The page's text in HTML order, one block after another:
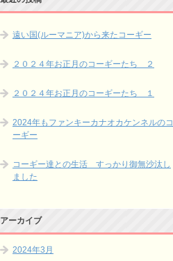
遠い国(ルーマニア)から来たコーギー
２０２４年お正月のコーギーたち ２
２０２４年お正月のコーギーたち １
2024年もファンキーカナオカケンネルのコ
ーギー
コーギー達との生活 すっかり御無沙汰し
ました
アーカイブ
2024年3月